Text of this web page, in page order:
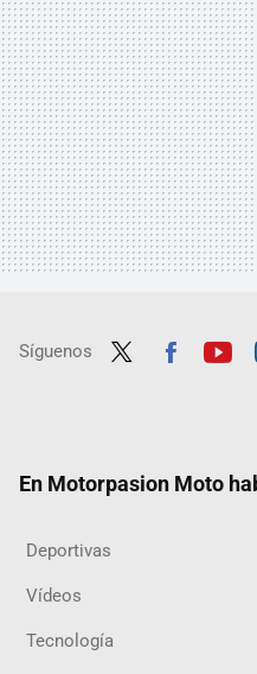
Síguenos
En Motorpasion Moto
Deportivas
Vídeos
Tecnología